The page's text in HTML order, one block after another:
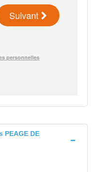
PEAGE DE